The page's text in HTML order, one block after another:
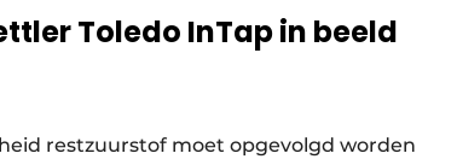
Toledo InTap in beeld
restzuurstof moet opgevolgd worden